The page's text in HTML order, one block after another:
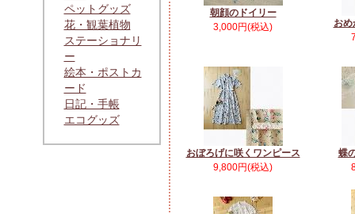
ペットグッズ
花・観葉植物
ステーショナリ
ー
絵本・ポストカ
ード
日記・手帳
エコグッズ
朝顔のドイリー
3,000円(税込)
お
おぼろげに咲くワンピース
9,800円(税込)
蝶